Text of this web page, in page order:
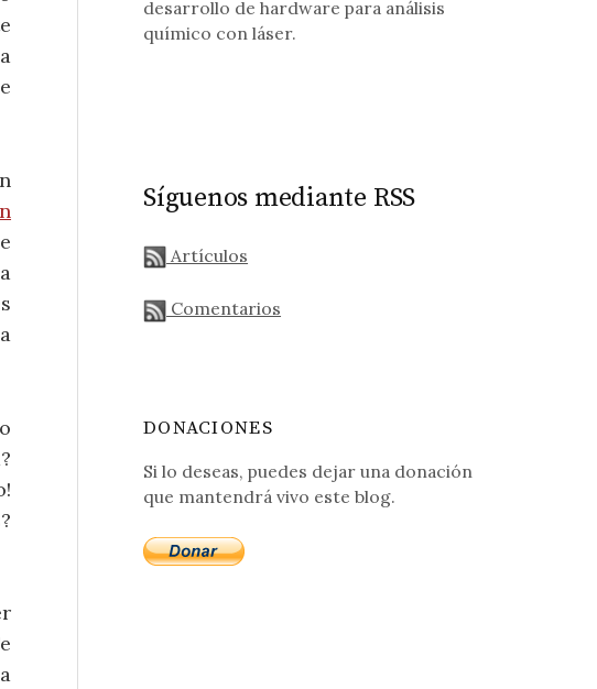
desarrollo de hardware para análisis
químico con láser.
Síguenos mediante RSS
Artículos
Comentarios
DONACIONES
Si lo deseas, puedes dejar una donación
que mantendrá vivo este blog.